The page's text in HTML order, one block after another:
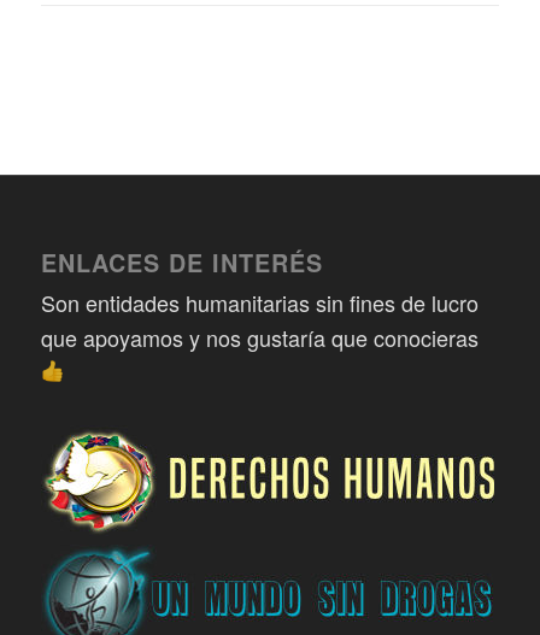
ENLACES DE INTERÉS
Son entidades humanitarias sin fines de lucro
que apoyamos y nos gustaría que conocieras